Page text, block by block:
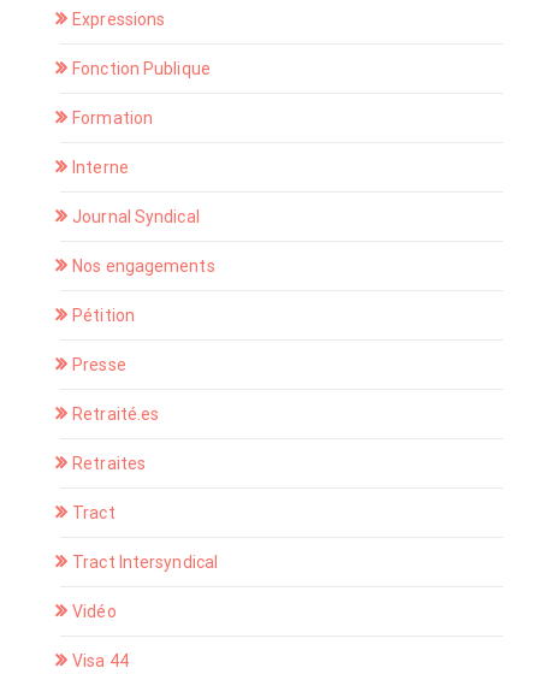
Expressions
Fonction Publique
Formation
Interne
Journal Syndical
Nos engagements
Pétition
Presse
Retraité.es
Retraites
Tract
Tract Intersyndical
Vidéo
Visa 44